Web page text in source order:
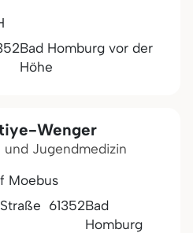
Bad Homburg vor der
Höhe
Wenger
Jugendmedizin
Moebus
61352Bad
Homburg